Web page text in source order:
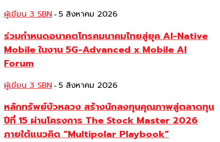
ผู้เขียน 3 SBN - 5 สิงหาคม 2026
ร่วมกำหนดอนาคตโทรคมนาคมไทยสู่ยุค AI-Native
Mobile ในงาน 5G-Advanced x Mobile AI
Forum
ผู้เขียน 3 SBN - 5 สิงหาคม 2026
หลักทรัพย์บัวหลวง สร้างนักลงทุนคุณภาพสู่ตลาดทุน
ปีที่ 15 ผ่านโครงการ The Stock Master 2026
ภายใต้แนวคิด “Multipolar Playbook”